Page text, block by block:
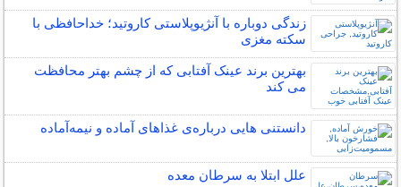
زندگی دوباره با آنژیوپلاستی کاروتید؛ خداحافظی با
سکته مغزی
بهترین برند عینک آفتابی که از چشم بهتر محافظت
می کند
دانستنی هایی درباره‌ی غذاهای آماده و نیمه‌آماده
علل ابتلا به سرطان معده